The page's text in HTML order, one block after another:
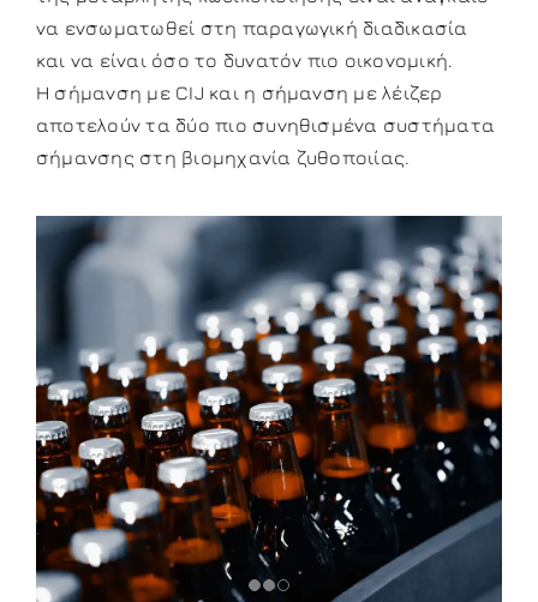
να ενσωματωθεί στη παραγωγική διαδικασία
και να είναι όσο το δυνατόν πιο οικονομική.
Η σήμανση με CIJ και η σήμανση με λέιζερ
αποτελούν τα δύο πιο συνηθισμένα συστήματα
σήμανσης στη βιομηχανία ζυθοποιίας.